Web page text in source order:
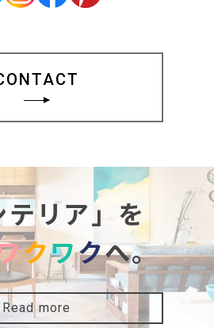
テリア」を
クワクへ。
Read more